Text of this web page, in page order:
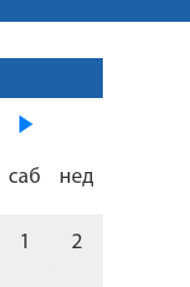
саб нед
1 2